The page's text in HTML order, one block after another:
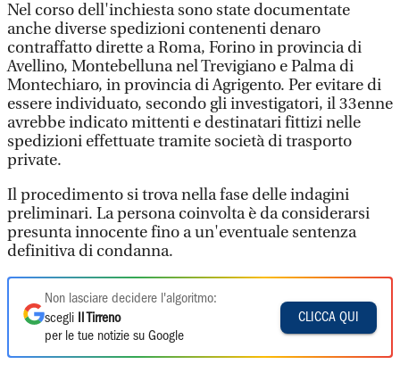
Nel corso dell'inchiesta sono state documentate
anche diverse spedizioni contenenti denaro
contraffatto dirette a Roma, Forino in provincia di
Avellino, Montebelluna nel Trevigiano e Palma di
Montechiaro, in provincia di Agrigento. Per evitare di
essere individuato, secondo gli investigatori, il 33enne
avrebbe indicato mittenti e destinatari fittizi nelle
spedizioni effettuate tramite società di trasporto
private.
Il procedimento si trova nella fase delle indagini
preliminari. La persona coinvolta è da considerarsi
presunta innocente fino a un'eventuale sentenza
definitiva di condanna.
Non lasciare decidere l'algoritmo:
scegli
Il Tirreno
per le tue notizie su Google
CLICCA QUI